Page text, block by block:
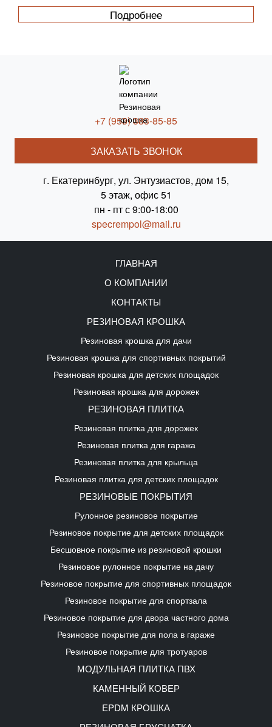
Подробнее
+7 (953) 383-85-85
ЗАКАЗАТЬ ЗВОНОК
г. Екатеринбург, ул. Энтузиастов, дом 15,
5 этаж, офис 51
пн - пт с 9:00-18:00
specrempol@mail.ru
ГЛАВНАЯ
О КОМПАНИИ
КОНТАКТЫ
РЕЗИНОВАЯ КРОШКА
Резиновая крошка для дачи
Резиновая крошка для спортивных покрытий
Резиновая крошка для детских площадок
Резиновая крошка для дорожек
РЕЗИНОВАЯ ПЛИТКА
Резиновая плитка для дорожек
Резиновая плитка для гаража
Резиновая плитка для крыльца
Резиновая плитка для детских площадок
РЕЗИНОВЫЕ ПОКРЫТИЯ
Рулонное резиновое покрытие
Резиновое покрытие для детских площадок
Бесшовное покрытие из резиновой крошки
Резиновое рулонное покрытие на дачу
Резиновое покрытие для спортивных площадок
Резиновое покрытие для спортзала
Резиновое покрытие для двора частного дома
Резиновое покрытие для пола в гараже
Резиновое покрытие для тротуаров
МОДУЛЬНАЯ ПЛИТКА ПВХ
КАМЕННЫЙ КОВЕР
EPDM КРОШКА